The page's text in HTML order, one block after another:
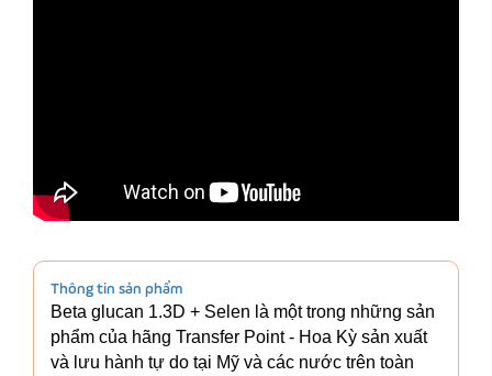
Thông tin sản phẩm
Beta glucan 1.3D + Selen là một trong những sản
phẩm của hãng Transfer Point - Hoa Kỳ sản xuất
và lưu hành tự do tại Mỹ và các nước trên toàn